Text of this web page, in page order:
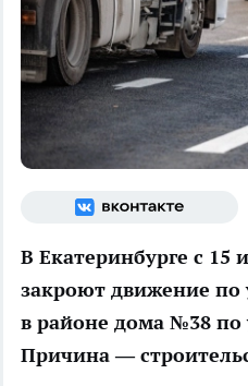
В Екатеринбурге с
закроют движение по
в районе дома №38
Причина —